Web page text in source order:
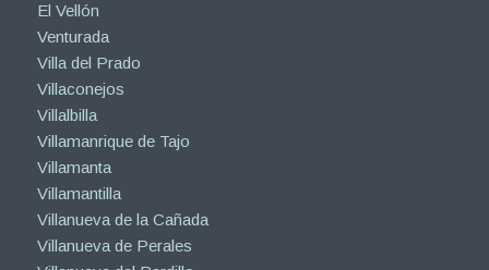
El Vellón
Venturada
Villa del Prado
Villaconejos
Villalbilla
Villamanrique de Tajo
Villamanta
Villamantilla
Villanueva de la Cañada
Villanueva de Perales